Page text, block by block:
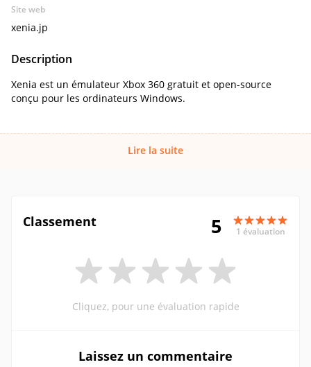
Site web
xenia.jp
Description
Xenia est un émulateur Xbox 360 gratuit et open-source
conçu pour les ordinateurs Windows.
Lire la suite
Classement 5 1 évaluation
Cliquez, pour une évaluation rapide
Laissez un commentaire